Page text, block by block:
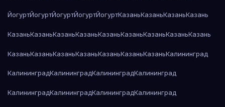
ЙогуртЙогуртЙогуртЙогуртЙогуртКазаньКазаньКазаньКазань
КазаньКазаньКазаньКазаньКазаньКазаньКазаньКазаньКазань
КазаньКазаньКазаньКазаньКазаньКазаньКазаньКалининград
КалининградКалининградКалининградКалининград
КалининградКалининградКалининградКалининград